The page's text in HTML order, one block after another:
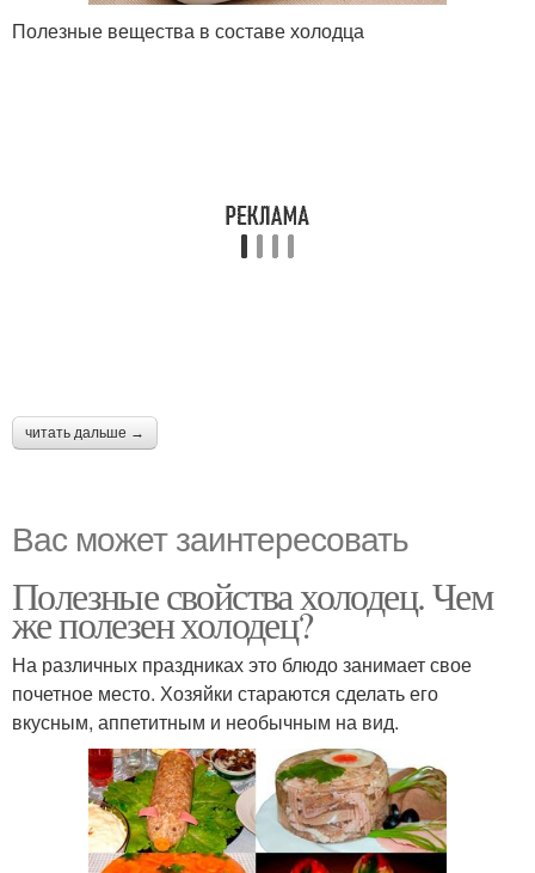
Полезные вещества в составе холодца
читать дальше →
Вас может заинтересовать
Полезные свойства холодец. Чем
же полезен холодец?
На различных праздниках это блюдо занимает свое
почетное место. Хозяйки стараются сделать его
вкусным, аппетитным и необычным на вид.